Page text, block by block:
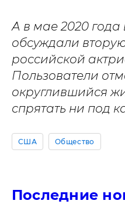
А в мае 2020 года
обсуждали
российской
Пользователи
округлившийся
спрятать ни под
США Общество
Последние